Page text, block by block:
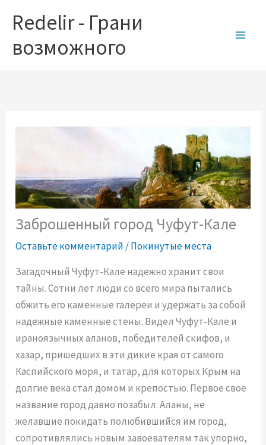
содержимому
Redelir - Грани
возможного
Заброшенный город Чуфут-Кале
Оставьте комментарий /Покинутые места
Загадочный Чуфут-Кале надежно хранит свои
тайны. Сотни лет люди со всего мира пытались
обжить его каменные галереи и удержать за собой
надежные каменные стены. Видел Чуфут-Кале и
ираноязычных аланов, победителей скифов, и
хазар, пришедших в эти дикие края от самого
Каспийского моря, и татар, для которых Крым на
долгие века стал домом и крепостью. Первое свое
название город давно позабыл. Аланы, не
желавшие покидать полюбившийся им город,
сопротивлялись новым завоевателям так упорно,